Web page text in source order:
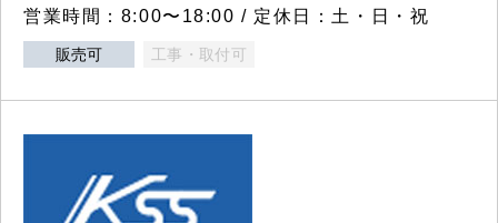
営業時間：8:00〜18:00 / 定休日：土・日・祝
販売可 工事・取付可